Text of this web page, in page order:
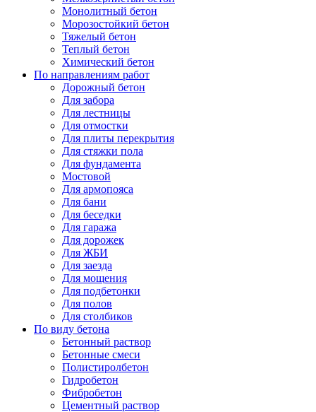
Монолитный бетон
Морозостойкий бетон
Тяжелый бетон
Теплый бетон
Химический бетон
По направлениям работ
Дорожный бетон
Для забора
Для лестницы
Для отмостки
Для плиты перекрытия
Для стяжки пола
Для фундамента
Мостовой
Для армопояса
Для бани
Для беседки
Для гаража
Для дорожек
Для ЖБИ
Для заезда
Для мощения
Для подбетонки
Для полов
Для столбиков
По виду бетона
Бетонный раствор
Бетонные смеси
Полистиролбетон
Гидробетон
Фибробетон
Цементный раствор